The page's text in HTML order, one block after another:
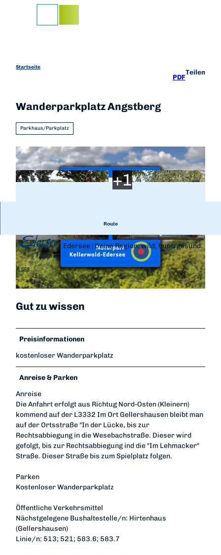
Startseite
PDF
Teilen
Wanderparkplatz Angstberg
Parkhaus/Parkplatz
© Naturpark Kellerwald-Edersee, Edersee | Dein
e Region: wild, bunt, gesund.
© Naturpark Kellerwald-Edersee, Edersee | Dein
e Region: wild, bunt, gesund.
Route
©CC0
Edersee | Deine Region: wild, bunt, gesund.
Gut zu wissen
Preisinformationen
kostenloser Wanderparkplatz
Anreise & Parken
Anreise
Die Anfahrt erfolgt aus Richtug Nord-Osten (Kleinern)
kommend auf der L3332 Im Ort Gellershausen bleibt man
auf der Ortsstraße "In der Lücke, bis zur
Rechtsabbiegung in die Wesebachstraße. Dieser wird
gefolgt, bis zur Rechtsabbiegung ind die "Im Lehmacker"
Straße. Dieser Straße bis zum Spielplatz folgen.
Parken
Kostenloser Wanderparkplatz
Öffentliche Verkehrsmittel
Nächstgelegene Bushaltestelle/n: Hirtenhaus
(Gellershausen)
Linie/n: 513; 521; 583.6; 583.7